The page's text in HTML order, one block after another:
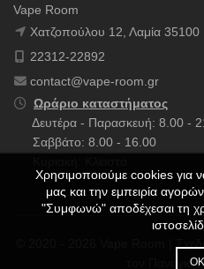
Vape Room
Χατζοπούλου 12, Λαμία 35100
22312-22892
contact@vape-room.gr
Ωράριο καταστήματος
Δευτέρα - Παρασκευή: 8.00 -
Σαββάτο: 8.00 - 16.00
© 2020 - 2026 Vape Room |
Χρησιμοποιούμε cookies για
μας και την εμπειρία
"Συμφωνώ" αποδέχεσαι τη
ΟΚ